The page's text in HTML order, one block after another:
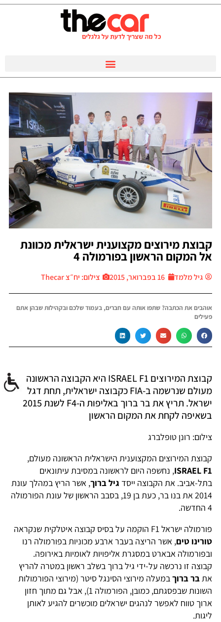
קבוצת מירוצים מקצוענית ישראלית מכוונת
אל המקום הראשון בפורמולה 4
גיל מלמד 16 בפברואר, 2015 צילום: יח״צ Thecar
אוהבים את הכתבה? שתפו אותה עם חברים, בעמוד שלכם ובקהילות שבהן אתם
פעילים
קבוצת המירוצים ISRAEL F1 היא הקבוצה הראשונה
מעולם שנרשמה ב-FIA כקבוצה ישראלית, תחת דגל
ישראל. תריץ את בר ברוך באליפות ה-F4 לשנת 2015
בשאיפה לקחת את המקום הראשון
צילום: רונן טופלברג
קבוצת המירוצים המקצוענית הישראלית הראשונה מעולם,
ISRAEL F1, נחשפה היום לראשונה במסיבת עיתונאים
בתל-אביב. את הקבוצה ייסד גיל ברוך, אשר הריץ במהלך עונת
2014 את בנו בר, כעת בן 19, בסבב הראשון של עונת הפורמולה
4 החדשה.
פורמולה ישראל F1 הוקמה על בסיס קבוצה איטלקית שנקראה
טורינו טים, אשר הריצה בעבר ארבע מכוניות בפורמולה רנו
ובפורמולה אבארט במסגרת אליפויות לאומיות באירופה.
קבוצה זו נרכשה על-ידי גיל ברוך בשלב ראשון במטרה להריץ
אתבר ברוךבמעלה מירוצי הסינגל סיטר (מירוצי הפורמולות
השונות שבפסגתם, כמובן, הפורמולה 1), אבל גם מתוך חזון
ארוך טווח לאפשר לנהגים ישראלים מוכשרים להגיע לאותן
ליגות.